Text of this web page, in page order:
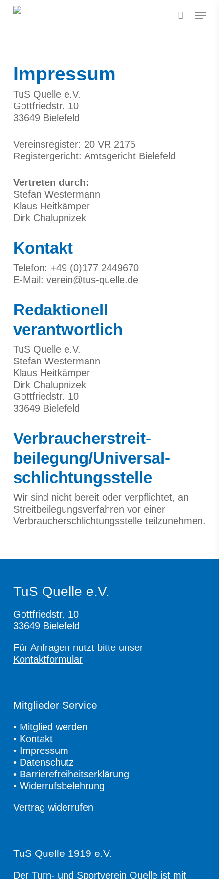
Skip
Menu
Impressum
TuS Quelle e.V.
Gottfriedstr. 10
33649 Bielefeld
Vereinsregister: 20 VR 2175
Registergericht: Amtsgericht Bielefeld
Vertreten durch:
Stefan Westermann
Klaus Heitkämper
Dirk Chalupnizek
Kontakt
Telefon: +49 (0)177 2449670
E-Mail: verein@tus-quelle.de
Redaktionell
verantwortlich
TuS Quelle e.V.
Stefan Westermann
Klaus Heitkämper
Dirk Chalupnizek
Gottfriedstr. 10
33649 Bielefeld
Verbraucher­streit­
beilegung/Universal­
schlichtungs­stelle
Wir sind nicht bereit oder verpflichtet, an
Streitbeilegungsverfahren vor einer
Verbraucherschlichtungsstelle teilzunehmen.
TuS Quelle e.V.
Gottfriedstr. 10
33649 Bielefeld
Für Anfragen nutzt bitte unser
Kontaktformular
Mitglieder Service
• Mitglied werden
• Kontakt
• Impressum
• Datenschutz
• Barrierefreiheitserklärung
• Widerrufsbelehrung
Vertrag widerrufen
TuS Quelle 1919 e.V.
Der Turn- und Sportverein Quelle ist mit